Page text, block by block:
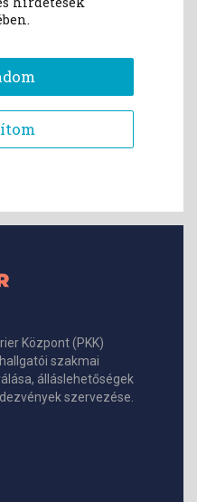
Központ (PKK)
szakmai
álláslehetőségek
szervezése.